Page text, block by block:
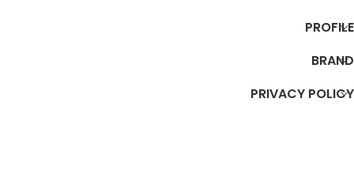
PROFILE
BRAND
PRIVACY POLICY